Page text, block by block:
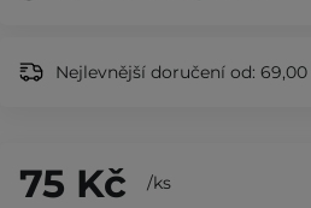
Nejlevnější doručení od: 69,00
75 Kč /ks